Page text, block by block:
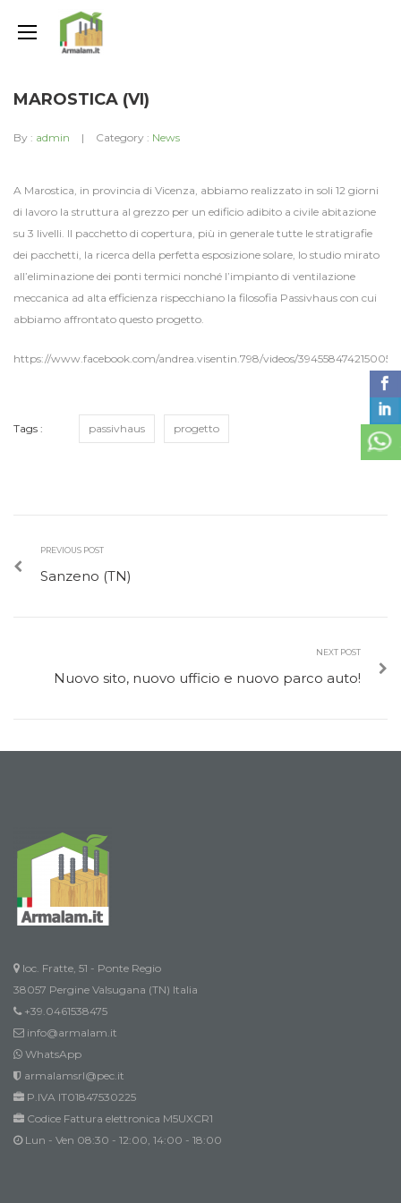
MAROSTICA (VI)
By : admin Category : News
A Marostica, in provincia di Vicenza, abbiamo realizzato in soli 12 giorni
di lavoro la struttura al grezzo per un edificio adibito a civile abitazione
su 3 livelli. Il pacchetto di copertura, più in generale tutte le stratigrafie
dei pacchetti, la ricerca della perfetta esposizione solare, lo studio mirato
all’eliminazione dei ponti termici nonché l’impianto di ventilazione
meccanica ad alta efficienza rispecchiano la filosofia Passivhaus con cui
abbiamo affrontato questo progetto.
https://www.facebook.com/andrea.visentin.798/videos/394558474215005/
Tags : passivhaus progetto
PREVIOUS POST
Sanzeno (TN)
NEXT POST
Nuovo sito, nuovo ufficio e nuovo parco auto!
loc. Fratte, 51 - Ponte Regio
38057 Pergine Valsugana (TN) Italia
+39.0461538475
info@armalam.it
WhatsApp
armalamsrl@pec.it
P.IVA IT01847530225
Codice Fattura elettronica M5UXCR1
Lun - Ven 08:30 - 12:00, 14:00 - 18:00